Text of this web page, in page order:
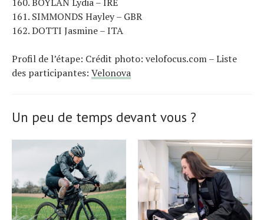
161. SIMMONDS Hayley – GBR
162. DOTTI Jasmine – ITA
Profil de l’étape: Crédit photo: velofocus.com – Liste
des participantes: Velonova
Un peu de temps devant vous ?